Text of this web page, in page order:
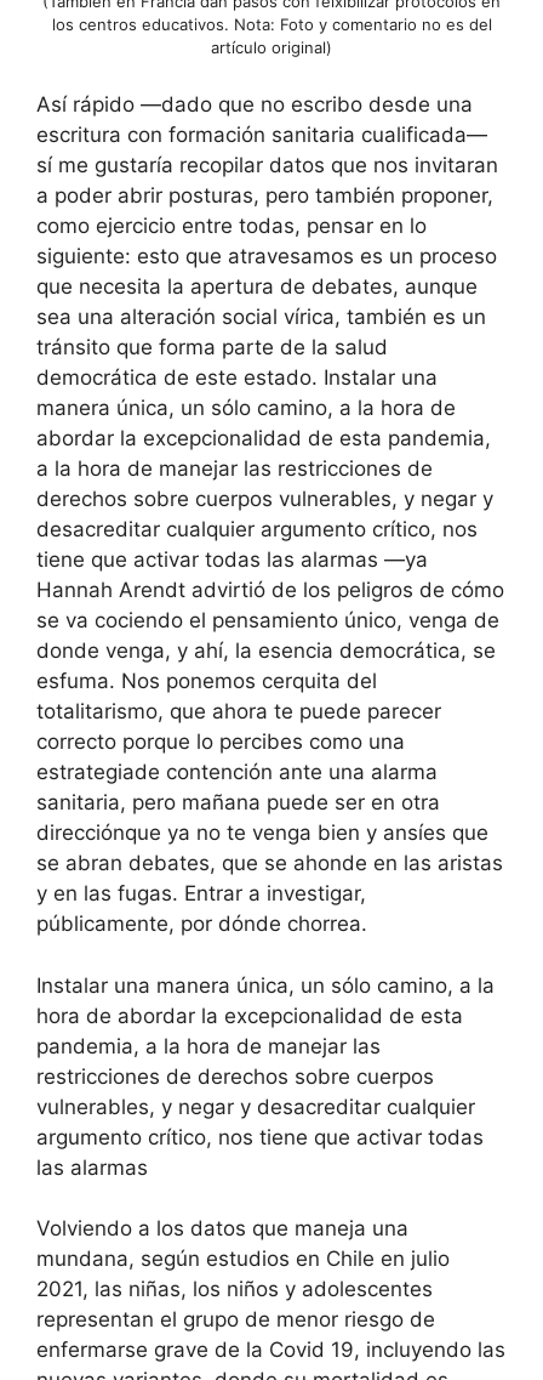
los centros educativos. Nota: Foto y comentario no es del
artículo original)
Así rápido —dado que no escribo desde una
escritura con formación sanitaria cualificada—
sí me gustaría recopilar datos que nos invitaran
a poder abrir posturas, pero también proponer,
como ejercicio entre todas, pensar en lo
siguiente: esto que atravesamos es un proceso
que necesita la apertura de debates, aunque
sea una alteración social vírica, también es un
tránsito que forma parte de la salud
democrática de este estado. Instalar una
manera única, un sólo camino, a la hora de
abordar la excepcionalidad de esta pandemia,
a la hora de manejar las restricciones de
derechos sobre cuerpos vulnerables, y negar y
desacreditar cualquier argumento crítico, nos
tiene que activar todas las alarmas —ya
Hannah Arendt advirtió de los peligros de cómo
se va cociendo el pensamiento único, venga de
donde venga, y ahí, la esencia democrática, se
esfuma. Nos ponemos cerquita del
totalitarismo, que ahora te puede parecer
correcto porque lo percibes como una
estrategiade contención ante una alarma
sanitaria, pero mañana puede ser en otra
direcciónque ya no te venga bien y ansíes que
se abran debates, que se ahonde en las aristas
y en las fugas. Entrar a investigar,
públicamente, por dónde chorrea.
Instalar una manera única, un sólo camino, a la
hora de abordar la excepcionalidad de esta
pandemia, a la hora de manejar las
restricciones de derechos sobre cuerpos
vulnerables, y negar y desacreditar cualquier
argumento crítico, nos tiene que activar todas
las alarmas
Volviendo a los datos que maneja una
mundana, según estudios en Chile en julio
2021, las niñas, los niños y adolescentes
representan el grupo de menor riesgo de
enfermarse grave de la Covid 19, incluyendo las